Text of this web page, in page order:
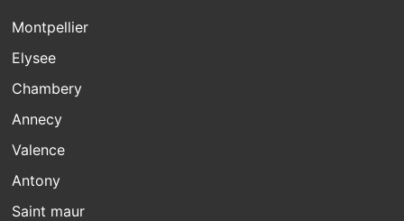
Montpellier
Elysee
Chambery
Annecy
Valence
Antony
Saint maur